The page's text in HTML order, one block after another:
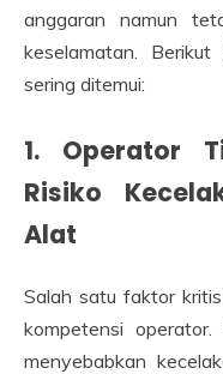
anggaran namun
keselamatan.
sering ditemui:
1. Operator
Risiko
Alat
Salah satu faktor
kompetensi
menyebabkan